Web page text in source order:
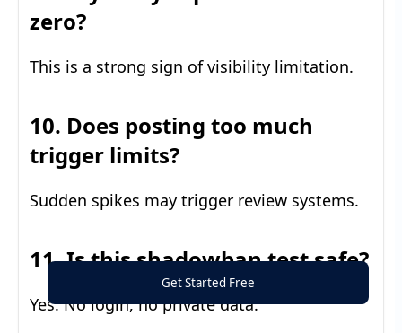
zero?
This is a strong sign of visibility limitation.
10. Does posting too much
trigger limits?
Sudden spikes may trigger review systems.
11. Is this shadowban test safe?
Yes. No login, no private data.
Get Started Free